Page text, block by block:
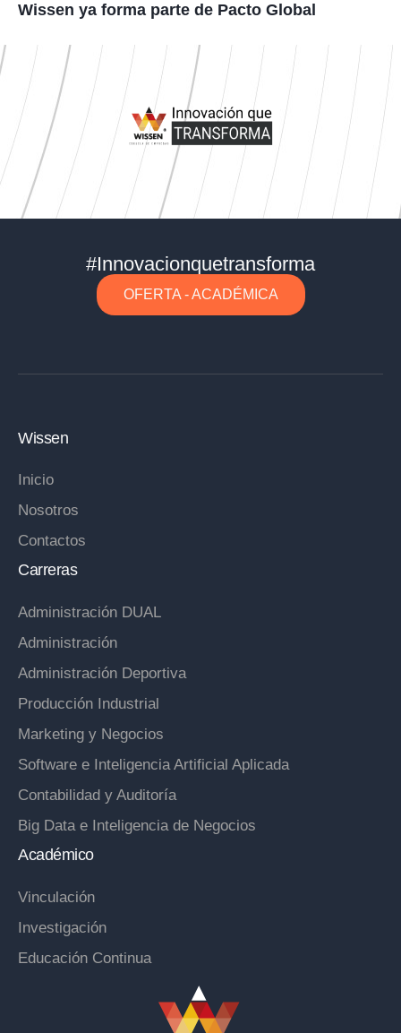
Wissen ya forma parte de Pacto Global
#Innovacionquetransforma
OFERTA - ACADÉMICA
Wissen
Inicio
Nosotros
Contactos
Carreras
Administración DUAL
Administración
Administración Deportiva
Producción Industrial
Marketing y Negocios
Software e Inteligencia Artificial Aplicada
Contabilidad y Auditoría
Big Data e Inteligencia de Negocios
Académico
Vinculación
Investigación
Educación Continua